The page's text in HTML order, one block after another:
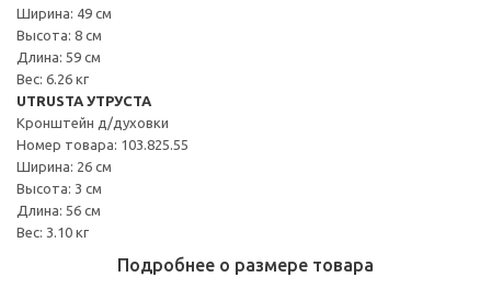
Ширина: 49 см
Высота: 8 см
Длина: 59 см
Вес: 6.26 кг
UTRUSTA УТРУСТА
Кронштейн д/духовки
Номер товара: 103.825.55
Ширина: 26 см
Высота: 3 см
Длина: 56 см
Вес: 3.10 кг
Подробнее о размере товара